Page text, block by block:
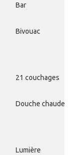
Bar
Bivouac
21 couchages
Douche chaude
Lumière